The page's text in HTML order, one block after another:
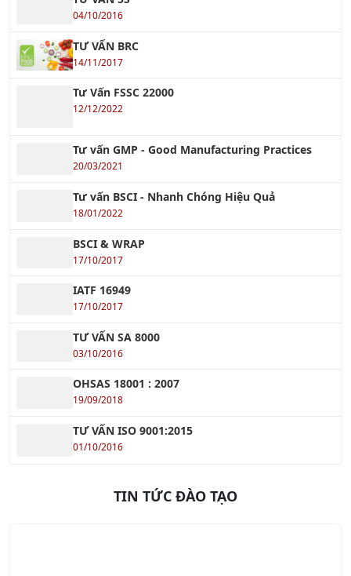
04/10/2016
TƯ VẤN BRC
14/11/2017
Tư Vấn FSSC 22000
12/12/2022
Tư vấn GMP - Good Manufacturing Practices
20/03/2021
Tư vấn BSCI - Nhanh Chóng Hiệu Quả
18/01/2022
BSCI & WRAP
17/10/2017
IATF 16949
17/10/2017
TƯ VẤN SA 8000
03/10/2016
OHSAS 18001 : 2007
19/09/2018
TƯ VẤN ISO 9001:2015
01/10/2016
TIN TỨC ĐÀO TẠO